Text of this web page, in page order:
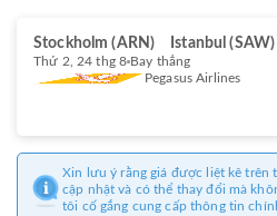
Stockholm (ARN) Istanbul (SAW)
Thứ 2, 24 thg 8 Bay thẳng
Pegasus Airlines
Xin lưu ý rằng giá được liệt kê trên
cập nhật và có thể thay đổi mà
tôi cố gắng cung cấp thông tin